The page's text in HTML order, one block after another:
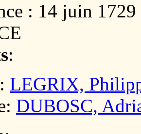
: 14 juin
:
LEGRIX,
DUBOSC,